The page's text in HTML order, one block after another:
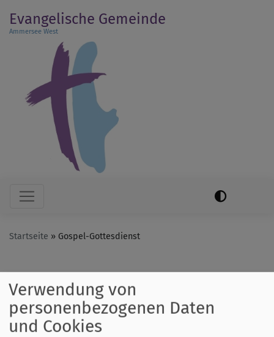
zum
Inhalt
Evangelische Gemeinde
Ammersee West
Hauptnavigation
Startseite Gospel-Gottesdienst
Gospel-Gottesdienst
Verwendung von
personenbezogenen Daten
und Cookies